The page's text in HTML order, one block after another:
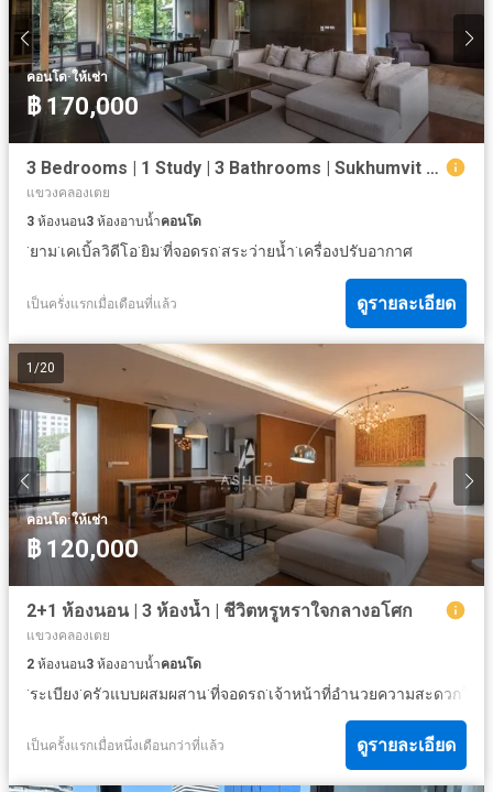
คอนโด·ให้เช่า
฿ 170,000
3 Bedrooms | 1 Study | 3 Bathrooms | Sukhumvit Prime Location
แขวงคลองเตย
3 ห้องนอน3 ห้องอาบน้ำคอนโด
·ยาม·เคเบิ้ลวิดีโอ·ยิม·ที่จอดรถ·สระว่ายน้ำ·เครื่องปรับอากาศ
เป็นครั่งแรกเมื่อเดือนที่แล้ว ดูรายละเอียด
1 /20
คอนโด·ให้เช่า
฿ 120,000
2+1 ห้องนอน | 3 ห้องน้ำ | ชีวิตหรูหราใจกลางอโศก
แขวงคลองเตย
2 ห้องนอน3 ห้องอาบน้ำคอนโด
·ระเบียง·ครัวแบบผสมผสาน·ที่จอดรถ·เจ้าหน้าที่อำนวยความสะดวก
เป็นครั้งแรกเมื่อหนึ่งเดือนกว่าที่แล้ว ดูรายละเอียด